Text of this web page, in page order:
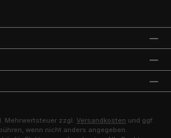
Mehrwertsteuer zzgl. Versandkosten und ggf.
wenn nicht anders angegeben.